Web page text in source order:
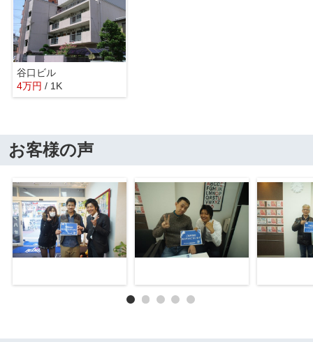
谷口ビル
4万円 / 1K
お客様の声